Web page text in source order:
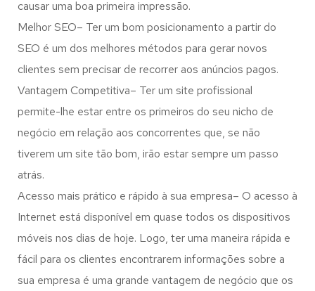
causar uma boa primeira impressão.
Melhor SEO– Ter um bom posicionamento a partir do
SEO é um dos melhores métodos para gerar novos
clientes sem precisar de recorrer aos anúncios pagos.
Vantagem Competitiva– Ter um site profissional
permite-lhe estar entre os primeiros do seu nicho de
negócio em relação aos concorrentes que, se não
tiverem um site tão bom, irão estar sempre um passo
atrás.
Acesso mais prático e rápido à sua empresa– O acesso à
Internet está disponível em quase todos os dispositivos
móveis nos dias de hoje. Logo, ter uma maneira rápida e
fácil para os clientes encontrarem informações sobre a
sua empresa é uma grande vantagem de negócio que os